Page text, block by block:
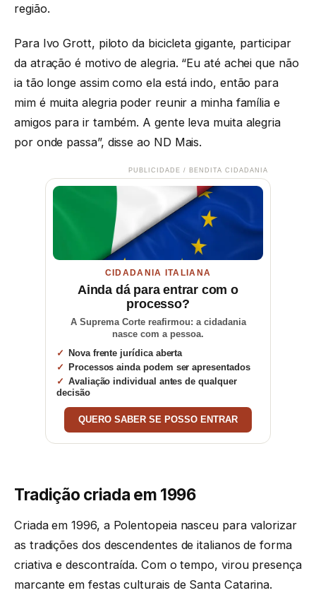
região.
Para Ivo Grott, piloto da bicicleta gigante, participar
da atração é motivo de alegria. “Eu até achei que não
ia tão longe assim como ela está indo, então para
mim é muita alegria poder reunir a minha família e
amigos para ir também. A gente leva muita alegria
por onde passa”, disse ao ND Mais.
PUBLICIDADE / BENDITA CIDADANIA
CIDADANIA ITALIANA
Ainda dá para entrar com o
processo?
A Suprema Corte reafirmou: a cidadania
nasce com a pessoa.
Nova frente jurídica aberta
Processos ainda podem ser apresentados
Avaliação individual antes de qualquer
decisão
QUERO SABER SE POSSO ENTRAR
Tradição criada em 1996
Criada em 1996, a Polentopeia nasceu para valorizar
as tradições dos descendentes de italianos de forma
criativa e descontraída. Com o tempo, virou presença
marcante em festas culturais de Santa Catarina.